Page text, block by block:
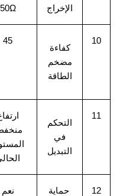
الإخراج
50Ω
10
كفاءة
مضخم
الطاقة
45
11
التحكم
في
التبديل
12
حماية
نعم